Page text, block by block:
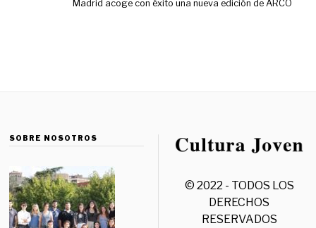
Madrid acoge con éxito una nueva edición de ARCO
SOBRE NOSOTROS
© 2022 - TODOS LOS
DERECHOS
RESERVADOS